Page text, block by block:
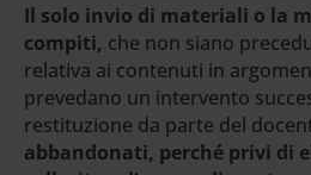
Il solo invio di materiali o la
compiti, che non siano
relativa ai contenuti in
prevedano un intervento
restituzione da parte del
abbandonati, perché privi di